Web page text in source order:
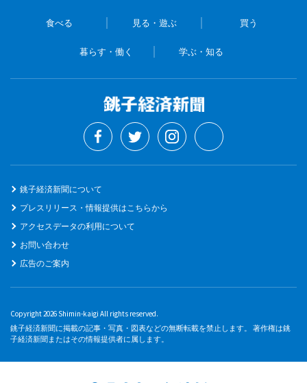
食べる 見る・遊ぶ 買う
暮らす・働く 学ぶ・知る
銚子経済新聞について
プレスリリース・情報提供はこちらから
アクセスデータの利用について
お問い合わせ
広告のご案内
Copyright 2026 Shimin-kaigi All rights reserved.
銚子経済新聞に掲載の記事・写真・図表などの無断転載を禁止します。 著作権は銚
子経済新聞またはその情報提供者に属します。